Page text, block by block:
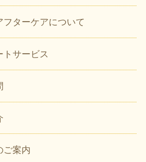
フターケアについて
トサービス
ご案内